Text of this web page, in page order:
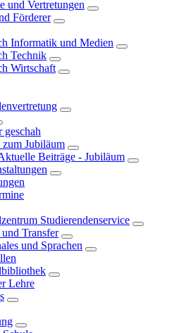
und Vertretungen
Förderer
Informatik und Medien
Technik
Wirtschaft
geschah
Jubiläum
Beiträge - Jubiläum
Studierendenservice
Transfer
und Sprachen
Lehre